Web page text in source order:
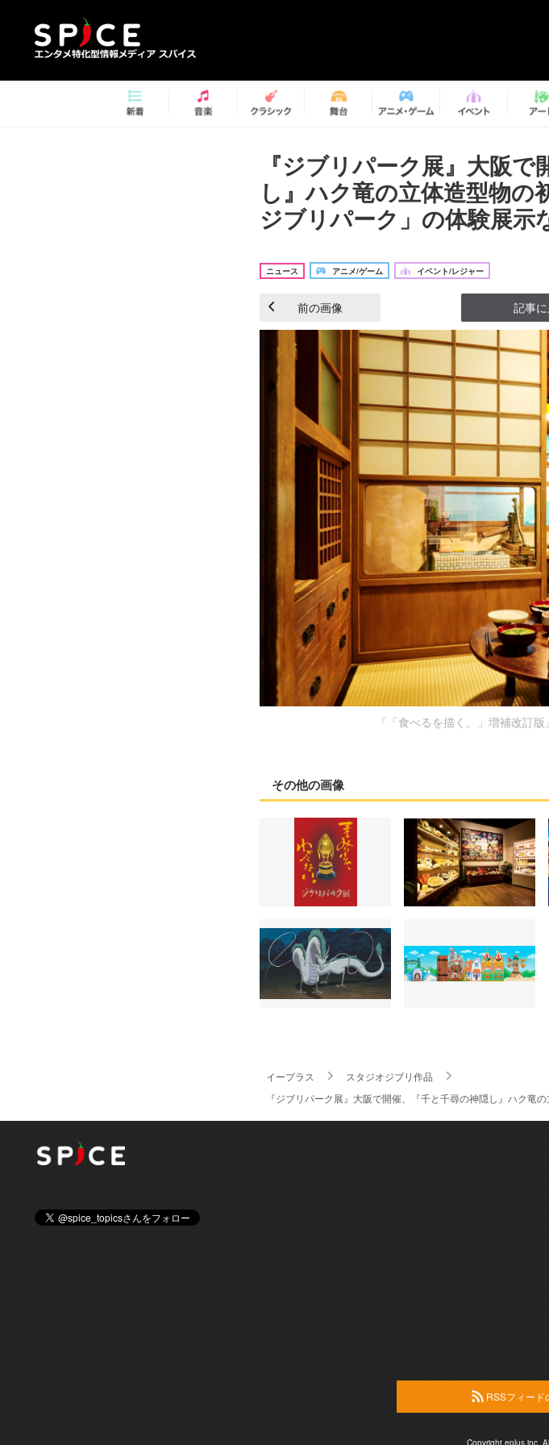
『ジブリパーク展』大阪
し』ハク竜の立体造型物の
ジブリパーク」の体験展示
ニュース アニメ/ゲーム イベント/レジャー
前の画像 記事
『「食べるを描く。」増補改訂
その他の画像
イープラス
スタジオジブリ作品
『ジブリパーク展』大阪で開催、『千と千尋の神隠し』ハク竜
RSSフィード
Copyright eplus inc.